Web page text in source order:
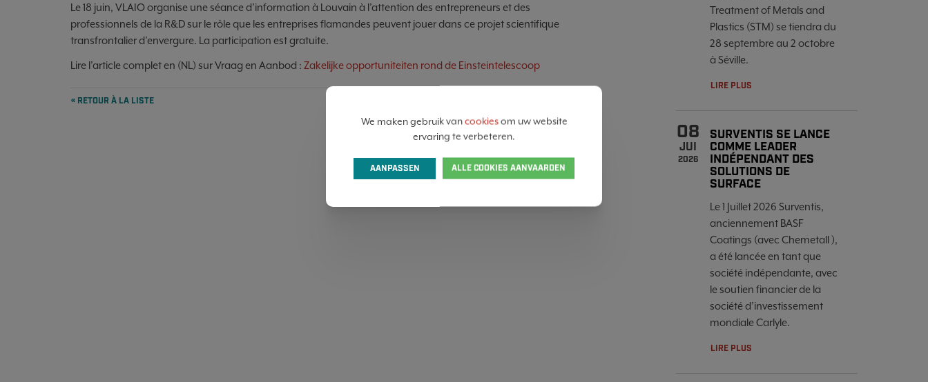
Le 18 juin, VLAIO organise une séance d’information à Louvain à l’attention des entrepreneurs et des
professionnels de la R&D sur le rôle que les entreprises flamandes peuvent jouer dans ce projet scientifique
transfrontalier d’envergure. La participation est gratuite.
Lire l’article complet en (NL) sur Vraag en Aanbod : Zakelijke opportuniteiten rond de Einsteintelescoop
« RETOUR À LA LISTE
Treatment of Metals and
Plastics (STM) se tiendra du
28 septembre au 2 octobre
à Séville.
LIRE PLUS
08
JUI
2026
SURVENTIS SE LANCE
COMME LEADER
INDÉPENDANT DES
SOLUTIONS DE
SURFACE
Le 1 Juillet 2026 Surventis,
anciennement BASF
Coatings (avec Chemetall ),
a été lancée en tant que
société indépendante, avec
le soutien financier de la
société d’investissement
mondiale Carlyle.
LIRE PLUS
We maken gebruik vancookiesom uw website
ervaring te verbeteren.
AANPASSEN ALLE COOKIES AANVAARDEN